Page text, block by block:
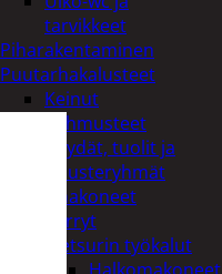
tarvikkeet
Piharakentaminen
Puutarhakalusteet
Keinut
Pehmusteet
Pöydät, tuolit ja
kalusteryhmät
Puutarhakoneet
Kärryt
Metsurin työkalut